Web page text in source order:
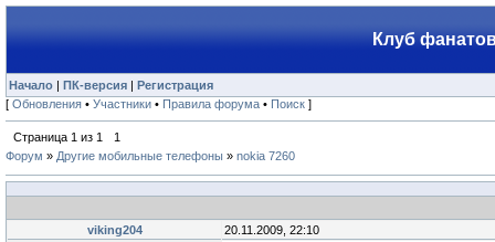
Клуб
Начало | ПК-версия | Регистрация
[ Обновления • Участники • Правила форума • Поиск ]
Страница 1 из 1
1
Форум » Другие мобильные телефоны » nokia 7260
viking204
20.11.2009, 22:10